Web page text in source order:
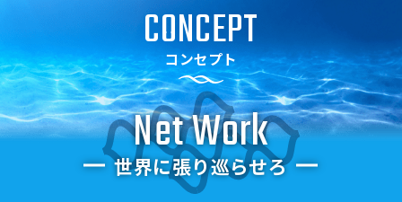
CONCEPT
コンセプト
Net Work
世界に張り巡らせろ